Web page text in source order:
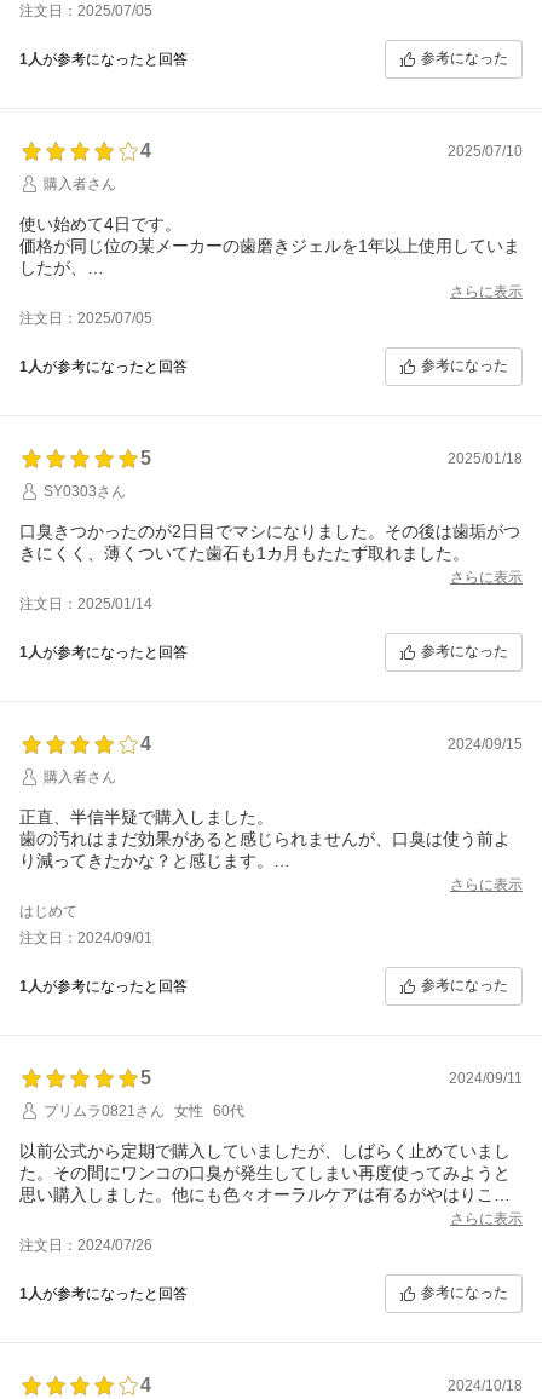
注文日：2025/07/05
1人が参考になったと回答 参考になった
4
2025/07/10
購入者さん
使い始めて4日です。
価格が同じ位の某メーカーの歯磨きジェルを1年以上使用していま
したが、
どちらがうちの愛犬に合うのか？と乗り換えてみました。
ジェルは少し固めです。
食いしん坊の愛犬なので嫌がらずに使わせてくれます。
茶色くなった歯が白くなるといいなぁと思います。
さらに表示
注文日：2025/07/05
1人が参考になったと回答 参考になった
5
2025/01/18
SY0303さん
口臭きつかったのが2日目でマシになりました。その後は歯垢がつ
きにくく、薄くついてた歯石も1カ月もたたず取れました。
さらに表示
注文日：2025/01/14
1人が参考になったと回答 参考になった
4
2024/09/15
購入者さん
正直、半信半疑で購入しました。
歯の汚れはまだ効果があると感じられませんが、口臭は使う前よ
り減ってきたかな？と感じます。
さらに表示
はじめて
注文日：2024/09/01
1人が参考になったと回答 参考になった
5
2024/09/11
プリムラ0821さん
女性 60代
以前公式から定期で購入していましたが、しばらく止めていまし
た。その間にワンコの口臭が発生してしまい再度使ってみようと
思い購入しました。他にも色々オーラルケアは有るがやはりこれ
が一番効果があると思います。なんと言ってもワンコの喜び方が
違います。舐めても美味しいらしいです。
さらに表示
注文日：2024/07/26
1人が参考になったと回答 参考になった
4
2024/10/18